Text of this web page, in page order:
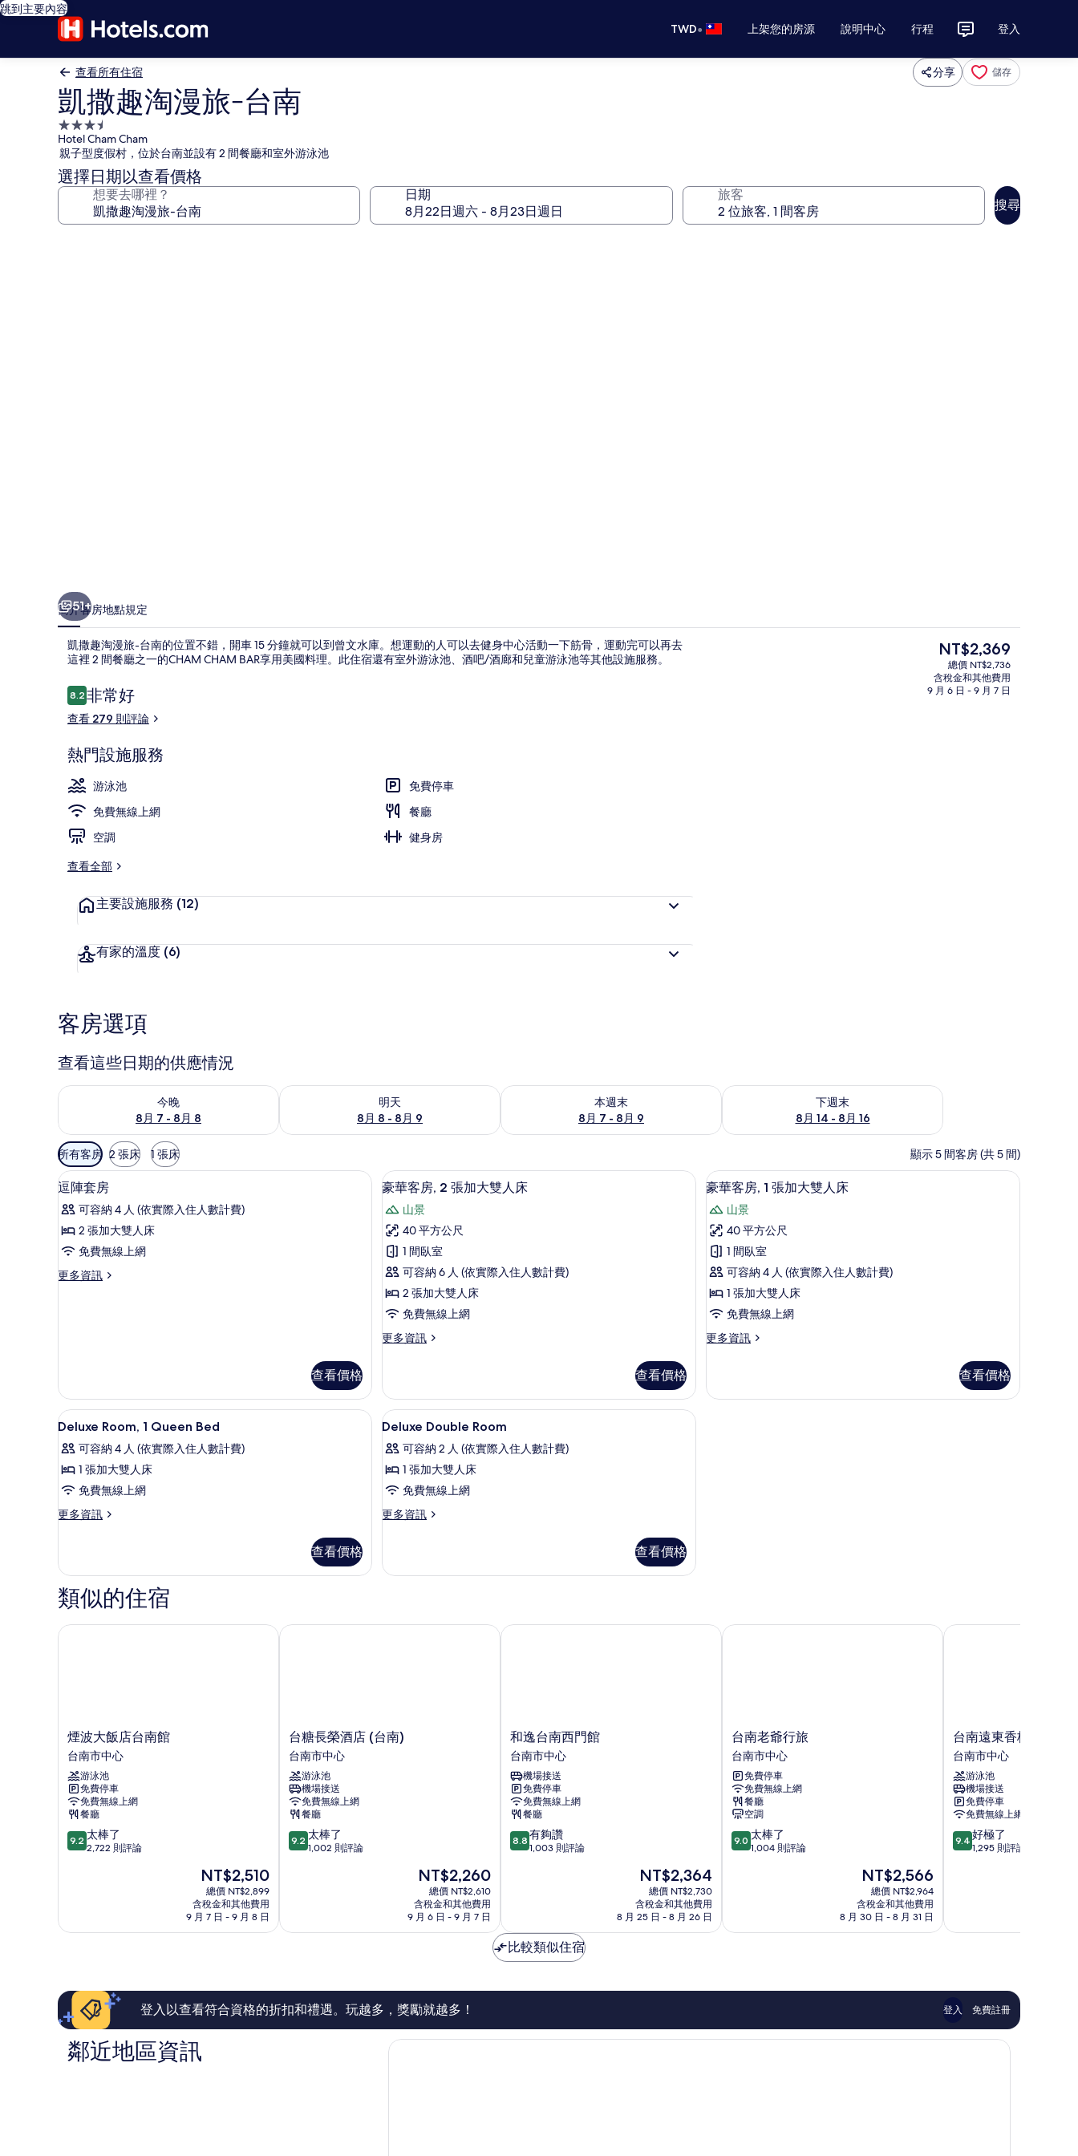
跳到主要內容
TWD• 上架您的房源 說明中心 行程 登入
查看所有住宿 分享 儲存
凱撒趣淘漫旅-台南
3.5
星
級
住
宿
Hotel Cham Cham
親子型度假村，位於台南並設有 2 間餐廳和室外游泳池
選擇日期以查看價格
想要去哪裡？ 日期 旅客
搜尋
51+
簡介客房地點規定
凱撒趣淘漫旅-台南的位置不錯，開車 15 分鐘就可以到曾文水庫。想運動的人可以去健身中心活動一下筋骨，運動完可以再去
這裡 2 間餐廳之一的CHAM CHAM BAR享用美國料理。此住宿還有室外游泳池、酒吧/酒廊和兒童游泳池等其他設施服務。
評
論
8.28.2 分，滿分 10 分，
非常好
查看 279 則評論
熱門設施服務
游泳池
免費停車
免費無線上網
餐廳
空調
健身房
查看全部
主要設施服務 (12)
有家的溫度 (6)
目
前
的
價
NT$2,369
總價 NT$2,736
含稅金和其他費用
9 月 6 日 - 9 月 7 日
客房選項
查看這些日期的供應情況
今晚
8月 7 - 8月 8
查看今晚 (8月 7 - 8月 8) 的供應情況
明天
8月 8 - 8月 9
查看明天 (8月 8 - 8月 9) 的供應情況
本週末
8月 7 - 8月 9
查看本週末 (8月 7 - 8月 9) 的供應情況
下週末
8月 14 - 8月 16
查看下週末 (8月 14 - 8月 16) 的供應情況
可
用
的
客
房
篩
選
條
所有客房 2 張床 1 張床 顯示 5 間客房 (共 5 間)
顯
示
逗
陣
房
片
書桌、遮光布/窗簾、隔音、免費無線上網
7
逗陣套房
可容納 4 人 (依實際入住人數計費)
2 張加大雙人床
免費無線上網
更多資訊
更
情
查看價格
顯
示
豪
華
客
房,
2
張
加
雙
人
床
的
所
有
相
淋浴/浴缸二合一、免費盥洗用品、吹風機、拖鞋
6
豪華客房, 2 張加大雙人床
山景
40 平方公尺
1 間臥室
可容納 6 人 (依實際入住人數計費)
2 張加大雙人床
免費無線上網
更多資訊
更
客
房,
2
加
大
人
床
的
查看價格
顯
示
豪
華
客
房,
1
張
加
雙
淋浴/浴缸二合一、免費盥洗用品、吹風機、
6
豪華客房, 1 張加大雙人床
山景
40 平方公尺
1 間臥室
可容納 4 人 (依實際入住人數計費)
1 張加大雙人床
免費無線上網
更多資訊
更
客
查看價格
顯
示
Deluxe
Room,
Queen
所
有
相
片
書桌、遮光布/窗簾、隔音、免費無線上網
6
Deluxe Room, 1 Queen Bed
可容納 4 人 (依實際入住人數計費)
1 張加大雙人床
免費無線上網
更多資訊
更
1
Queen
Bed
的
詳
查看價格
顯
示
Deluxe
Double
Room
的
相
書桌、遮光布/窗簾、隔音、免費無線上網
5
Deluxe Double Room
可容納 2 人 (依實際入住人數計費)
1 張加大雙人床
免費無線上網
更多資訊
更
Room
查看價格
類似的住宿
煙
波
大
飯
店
台
南
館
台
煙波大飯店台南館
台南市中心
游泳池
免費停車
免費無線上網
餐廳
9.2
分，
棒
評
9.2 太棒了
2,722 則評論
現
在
價
格
為
NT$2,510
總價 NT$2,899
含稅金和其他費用
9 月 7 日 - 9 月 8 日
煙波大飯店台南館
台
糖
長
榮
酒
店
(台
南)
台
台糖長榮酒店 (台南)
台南市中心
游泳池
機場接送
免費無線上網
餐廳
9.2
分，
棒
評
論
9.2 太棒了
1,002 則評論
現
價
格
為
NT$2,260
總價 NT$2,610
含稅金和其他費用
9 月 6 日 - 9 月 7 日
台糖長榮酒店 (台南)
和
逸
台
南
西
門
館
台
南
和逸台南西門館
台南市中心
機場接送
免費停車
免費無線上網
餐廳
8.8
分，
夠
讚，
1,003
評
8.8 有夠讚
1,003 則評論
現
在
價
格
為
NT$2,364
總價 NT$2,730
含稅金和其他費用
8 月 25 日 - 8 月 26 日
和逸台南西門館
台
南
老
爺
行
旅
台
南
市
台南老爺行旅
台南市中心
免費停車
免費無線上網
餐廳
空調
9.0
分，
棒
評
9.0 太棒了
1,004 則評論
現
在
價
格
為
NT$2,566
總價 NT$2,964
含稅金和其他費用
8 月 30 日 - 8 月 31 日
台南老爺行旅
台
南
遠
東
香
格
里
拉
台
台南遠東香格里拉
台南市中心
游泳池
機場接送
免費停車
免費無線上網
9.4
分，
極
評
論
9.4 好極了
1,295 則評論
台南遠東香格里拉
比較類似住宿
登入以查看符合資格的折扣和禮遇。玩越多，獎勵就越多！ 登入 免費註冊
鄰近地區資訊